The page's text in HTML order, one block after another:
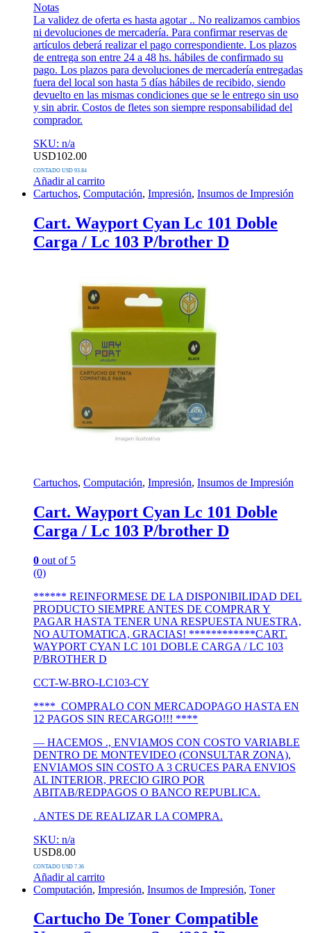
Notas
La validez de oferta es hasta agotar .. No realizamos cambios
ni devoluciones de mercadería. Para confirmar reservas de
artículos deberá realizar el pago correspondiente. Los plazos
de entrega son entre 24 a 48 hs. hábiles de confirmado su
pago. Los plazos para devoluciones de mercadería entregadas
fuera del local son hasta 5 días hábiles de recibido, siendo
devuelto en las mismas condiciones que se le entrego sin uso
y sin abrir. Costos de fletes son siempre responsabilidad del
comprador.
SKU: n/a
USD102.00
CONTADO USD 93.84
Añadir al carrito
Cartuchos, Computación, Impresión, Insumos de Impresión
Cart. Wayport Cyan Lc 101 Doble
Carga / Lc 103 P/brother D
Cartuchos, Computación, Impresión, Insumos de Impresión
Cart. Wayport Cyan Lc 101 Doble
Carga / Lc 103 P/brother D
0 out of 5
(0)
****** REINFORMESE DE LA DISPONIBILIDAD DEL
PRODUCTO SIEMPRE ANTES DE COMPRAR Y
PAGAR HASTA TENER UNA RESPUESTA NUESTRA,
NO AUTOMATICA, GRACIAS! ************CART.
WAYPORT CYAN LC 101 DOBLE CARGA / LC 103
P/BROTHER D
CCT-W-BRO-LC103-CY
**** COMPRALO CON MERCADOPAGO HASTA EN
12 PAGOS SIN RECARGO!!! ****
— HACEMOS ., ENVIAMOS CON COSTO VARIABLE
DENTRO DE MONTEVIDEO (CONSULTAR ZONA),
ENVIAMOS SIN COSTO A 3 CRUCES PARA ENVIOS
AL INTERIOR, PRECIO GIRO POR
ABITAB/REDPAGOS O BANCO REPUBLICA.
. ANTES DE REALIZAR LA COMPRA.
SKU: n/a
USD8.00
CONTADO USD 7.36
Añadir al carrito
Computación, Impresión, Insumos de Impresión, Toner
Cartucho De Toner Compatible